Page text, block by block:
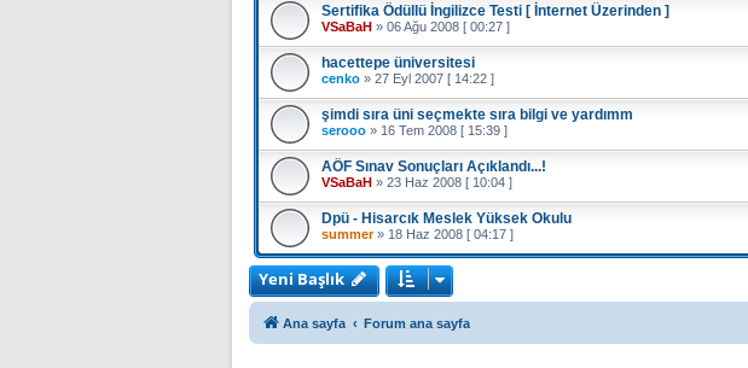
Sertifika Ödüllü İngilizce Testi [ İnternet Üzerinden ]
VSaBaH » 06 Ağu 2008 [ 00:27 ]
hacettepe üniversitesi
cenko » 27 Eyl 2007 [ 14:22 ]
şimdi sıra üni seçmekte sıra bilgi ve yardımm
serooo » 16 Tem 2008 [ 15:39 ]
AÖF Sınav Sonuçları Açıklandı...!
VSaBaH » 23 Haz 2008 [ 10:04 ]
Dpü - Hisarcık Meslek Yüksek Okulu
summer» 18 Haz 2008 [ 04:17 ]
Yeni Başlık
Ana sayfa Forum ana sayfa